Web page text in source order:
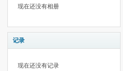
现在还没有相册
记录
现在还没有记录